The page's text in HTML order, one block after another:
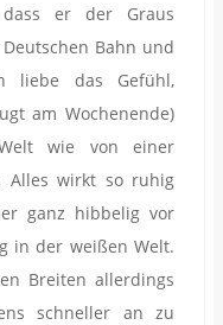
er der Graus
Bahn und
liebe das Gefühl,
am Wochenende)
wie von einer
Alles wirkt so ruhig
ganz hibbelig vor
in der weißen Welt.
Breiten allerdings
schneller an zu